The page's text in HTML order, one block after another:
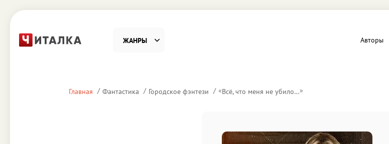
ЖАНРЫ Авторы
Главная Фантастика Городское фэнтези «Всё, что меня не убило…»